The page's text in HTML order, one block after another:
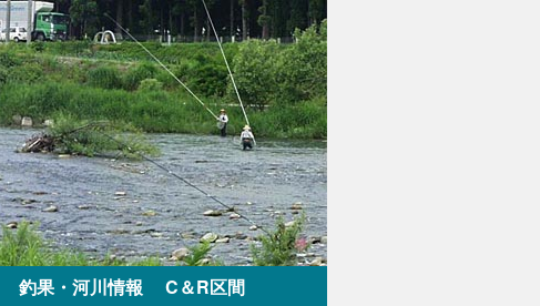
釣果・河川情報
C＆R区間